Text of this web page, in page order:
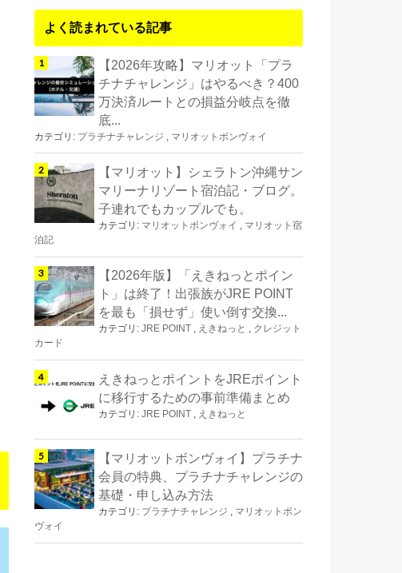
よく読まれている記事
【2026年攻略】マリオット「プラ
チナチャレンジ」はやるべき？400
万決済ルートとの損益分岐点を徹
底...
カテゴリ: プラチナチャレンジ マリオットボンヴォイ
【マリオット】シェラトン沖縄サン
マリーナリゾート宿泊記・ブログ。
子連れでもカップルでも。
カテゴリ: マリオットボンヴォイ , マリオット宿
泊記
【2026年版】「えきねっとポイン
ト」は終了！出張族がJRE POINT
を最も「損せず」使い倒す交換...
カテゴリ: JRE POINT , えきねっと , クレジット
カード
えきねっとポイントをJREポイント
に移行するための事前準備まとめ
カテゴリ: JRE POINT えきねっと
【マリオットボンヴォイ】プラチナ
会員の特典、プラチナチャレンジの
基礎・申し込み方法
カテゴリ: プラチナチャレンジ , マリオットボン
ヴォイ